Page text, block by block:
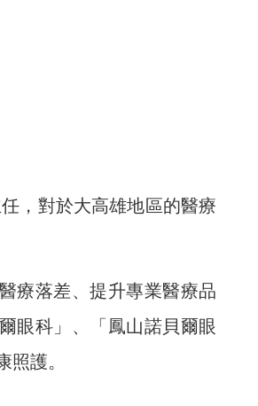
，對於大高雄地區的醫療
療落差、提升專業醫療品
眼科」、「鳳山諾貝爾眼
護。